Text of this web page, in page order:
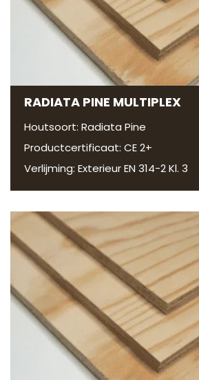
RADIATA PINE MULTIPLEX
Productcertificaat: CE 2+
Verlijming: Exterieur EN 314-2 Kl. 3
Houtsoort: Radiata Pine